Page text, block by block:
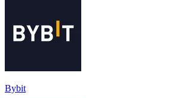
Bybit